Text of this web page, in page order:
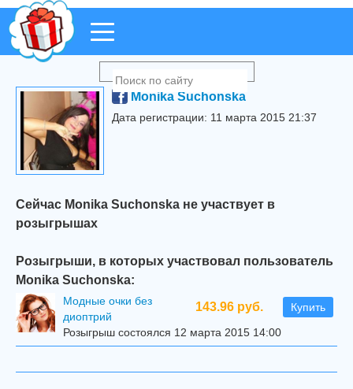
Monika Suchonska
Дата регистрации: 11 марта 2015 21:37
Сейчас Monika Suchonska не участвует в
розыгрышах
Розыгрыши, в которых участвовал пользователь
Monika Suchonska:
143.96 руб. Купить
Модные очки без
диоптрий
Розыгрыш состоялся 12 марта 2015 14:00